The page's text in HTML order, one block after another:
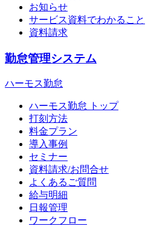
お知らせ
サービス資料でわかること
資料請求
勤怠管理システム
ハーモス勤怠
ハーモス勤怠 トップ
打刻方法
料金プラン
導入事例
セミナー
資料請求/お問合せ
よくあるご質問
給与明細
日報管理
ワークフロー